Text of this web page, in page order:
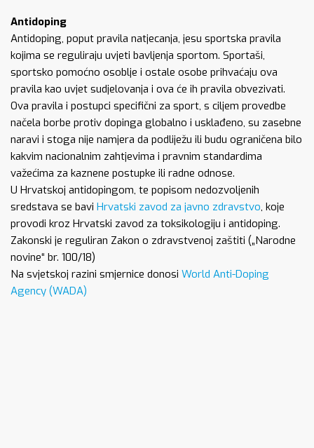
Antidoping
Antidoping, poput pravila natjecanja, jesu sportska pravila
kojima se reguliraju uvjeti bavljenja sportom. Sportaši,
sportsko pomoćno osoblje i ostale osobe prihvaćaju ova
pravila kao uvjet sudjelovanja i ova će ih pravila obvezivati.
Ova pravila i postupci specifični za sport, s ciljem provedbe
načela borbe protiv dopinga globalno i usklađeno, su zasebne
naravi i stoga nije namjera da podliježu ili budu ograničena bilo
kakvim nacionalnim zahtjevima i pravnim standardima
važećima za kaznene postupke ili radne odnose.
U Hrvatskoj antidopingom, te popisom nedozvoljenih
sredstava se bavi Hrvatski zavod za javno zdravstvo, koje
provodi kroz Hrvatski zavod za toksikologiju i antidoping.
Zakonski je reguliran Zakon o zdravstvenoj zaštiti („Narodne
novine“ br. 100/18)
Na svjetskoj razini smjernice donosi World Anti-Doping
Agency (WADA)